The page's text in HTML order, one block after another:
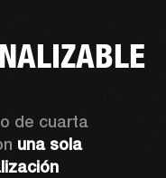
de cuarta
una sola